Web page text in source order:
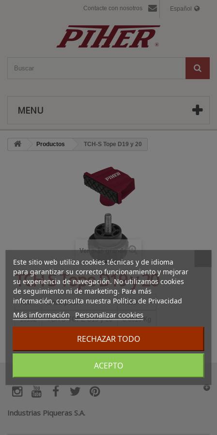
Español
Contacte con nosotros
MENU
Productos TCH-S Tope D19 y 20
Ver más grande
TCH-S Tope D19 y 20
Ref. Descripción Peso
19132 TCH-S TOPE D19 y 20 0.0610 Kg
Industrias Piqueras S.A.
Este sitio web utiliza cookies técnicas y de idioma
para garantizar su correcto funcionamiento y mejorar
su experiencia de navegación. No utilizamos cookies
de seguimiento ni de marketing. Para más
información, consulta nuestra Política de Privacidad
Más información Personalizar cookies
RECHAZAR TODO
ACEPTO